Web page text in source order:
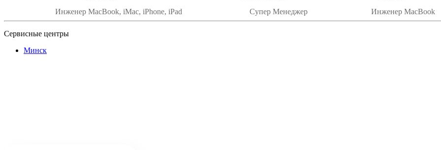
Заключение
службы вашего устройства. Следуйте рекомендациям по уходу, чтобы продлить срок службы вашего iPhone и избежать
Инженер MacBook, iMac, iPhone, iPad
Супер Менеджер
Инженер MacBook
Сервисные центры
Минск